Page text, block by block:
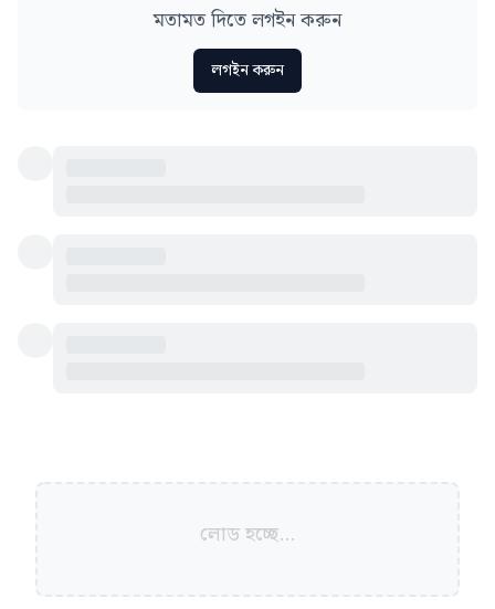
মতামত দিতে লগইন করুন
লগইন করুন
লোড হচ্ছে...